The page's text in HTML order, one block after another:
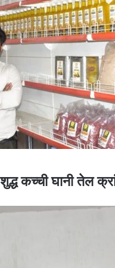
कच्ची घानी तेल